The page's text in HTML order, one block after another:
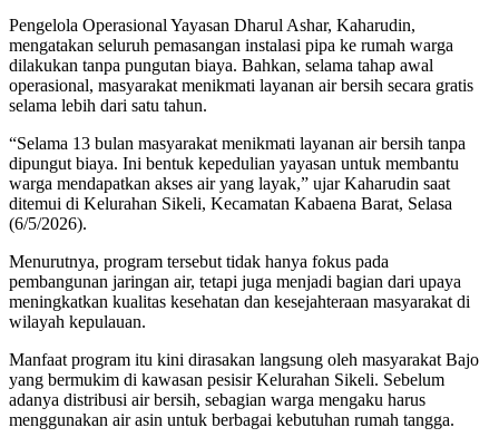
Pengelola Operasional Yayasan Dharul Ashar, Kaharudin,
mengatakan seluruh pemasangan instalasi pipa ke rumah warga
dilakukan tanpa pungutan biaya. Bahkan, selama tahap awal
operasional, masyarakat menikmati layanan air bersih secara gratis
selama lebih dari satu tahun.
“Selama 13 bulan masyarakat menikmati layanan air bersih tanpa
dipungut biaya. Ini bentuk kepedulian yayasan untuk membantu
warga mendapatkan akses air yang layak,” ujar Kaharudin saat
ditemui di Kelurahan Sikeli, Kecamatan Kabaena Barat, Selasa
(6/5/2026).
Menurutnya, program tersebut tidak hanya fokus pada
pembangunan jaringan air, tetapi juga menjadi bagian dari upaya
meningkatkan kualitas kesehatan dan kesejahteraan masyarakat di
wilayah kepulauan.
Manfaat program itu kini dirasakan langsung oleh masyarakat Bajo
yang bermukim di kawasan pesisir Kelurahan Sikeli. Sebelum
adanya distribusi air bersih, sebagian warga mengaku harus
menggunakan air asin untuk berbagai kebutuhan rumah tangga.